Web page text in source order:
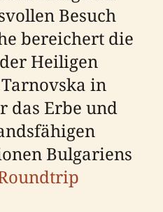
Besuch
bereichert die
Heiligen
in
das Erbe und
Bulgariens